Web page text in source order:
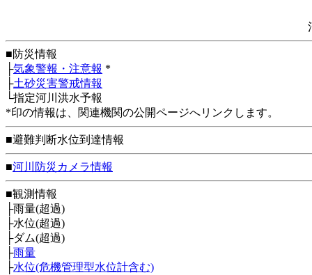
■防災情報
├気象警報・注意報 *
├土砂災害警戒情報
└指定河川洪水予報
*印の情報は、関連機関の公開ページへリンクします。
■避難判断水位到達情報
■河川防災カメラ情報
■観測情報
├雨量(超過)
├水位(超過)
├ダム(超過)
├雨量
├水位(危機管理型水位計含む)